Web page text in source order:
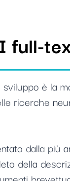
full-
è la
ricerche
dalla più
della